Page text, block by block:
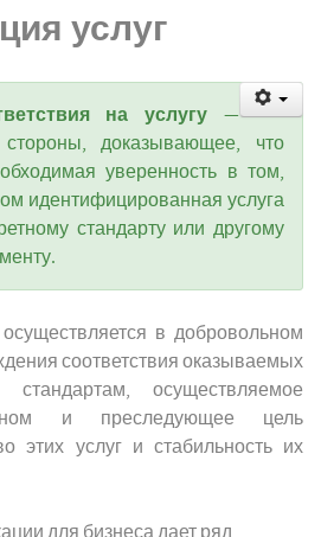
услуг
на услугу—
стороны, доказывающее, что
уверенность в том,
идентифицированная услуга
стандарту или другому
в добровольном
соответствия оказываемых
осуществляемое
и преследующее цель
этих услуг и стабильность их
для бизнеса дает ряд